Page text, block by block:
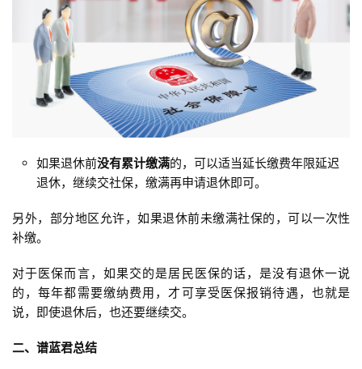
如果退休前没有累计缴满的，可以适当延长缴费年限延迟
退休，继续交社保，缴满再申请退休即可。
另外，部分地区允许，如果退休前未缴满社保的，可以一次性
补缴。
对于医保而言，如果交的是居民医保的话，是没有退休一说
的，每年都需要缴纳费用，才可享受医保报销待遇，也就是
说，即使退休后，也还要继续交。
二、谱蓝君总结